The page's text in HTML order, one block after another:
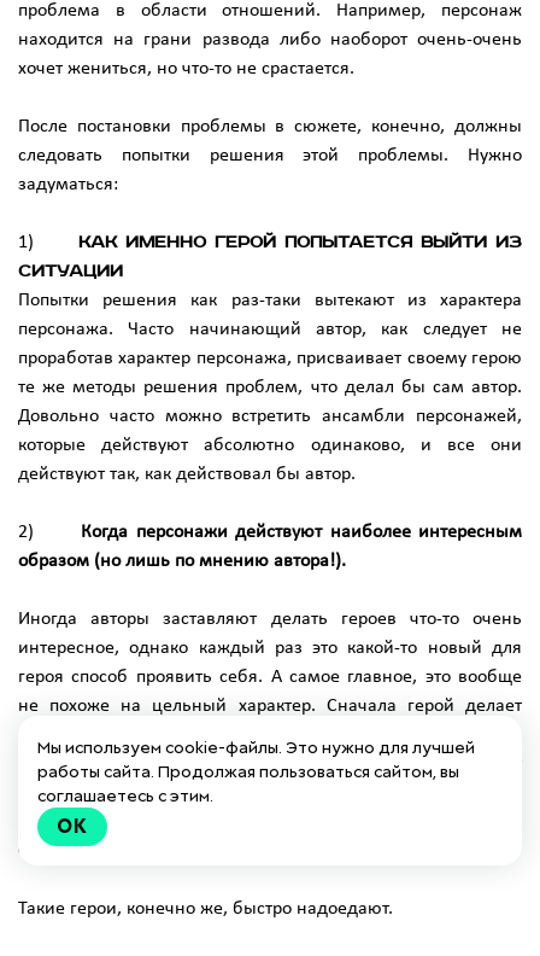
проблема в области отношений. Например, персонаж
находится на грани развода либо наоборот очень-очень
хочет жениться, но что-то не срастается.
После постановки проблемы в сюжете, конечно, должны
следовать попытки решения этой проблемы. Нужно
задуматься:
1) Как именно герой попытается выйти из
ситуации
Попытки решения как раз-таки вытекают из характера
персонажа. Часто начинающий автор, как следует не
проработав характер персонажа, присваивает своему герою
те же методы решения проблем, что делал бы сам автор.
Довольно часто можно встретить ансамбли персонажей,
которые действуют абсолютно одинаково, и все они
действуют так, как действовал бы автор.
2) Когда персонажи действуют наиболее интересным
образом (но лишь по мнению автора!).
Иногда авторы заставляют делать героев что-то очень
интересное, однако каждый раз это какой-то новый для
героя способ проявить себя. А самое главное, это вообще
не похоже на цельный характер. Сначала герой делает
то разрушающее все предыдущие связи и т. д. Не возникает
ощущения единого характера, и, по сути, это такой "герой-
функция". Герой, которого просто двигают, чтобы он делал
что-то, скажем так, кинематографичное.
Такие герои, конечно же, быстро надоедают.
Мы используем cookie-файлы. Это нужно для лучшей
работы сайта. Продолжая пользоваться сайтом, вы
соглашаетесь с этим.
OK